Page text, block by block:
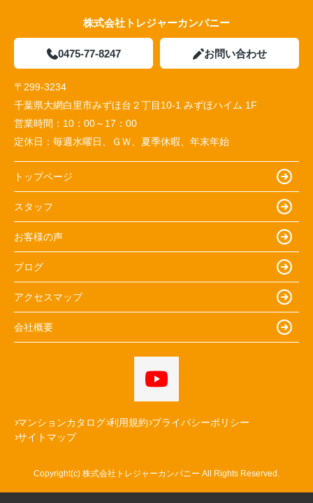
株式会社トレジャーカンパニー
0475-77-8247 お問い合わせ
〒299-3234
千葉県大網白里市みずほ台２丁目10-1 みずほハイム 1F
営業時間： 10：00～17：00
定休日： 毎週水曜日、ＧＷ、夏季休暇、年末年始
トップページ
スタッフ
お客様の声
ブログ
アクセスマップ
会社概要
マンションカタログ 利用規約 プライバシーポリシー
サイトマップ
Copyright(c) 株式会社トレジャーカンパニー All Rights Reserved.